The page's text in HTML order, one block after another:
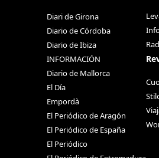
Diari de Girona
Diario de Córdoba
Diario de Ibiza
INFORMACIÓN
Diario de Mallorca
El Día
Empordà
El Periódico de Aragón
El Periódico de España
El Periódico